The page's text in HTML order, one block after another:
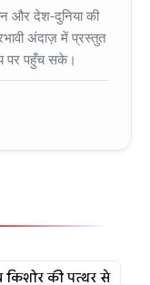
और देश-दुनिया की
अंदाज़ में प्रस्तुत
पर पहुँच सके।
किशोर की पत्थर से